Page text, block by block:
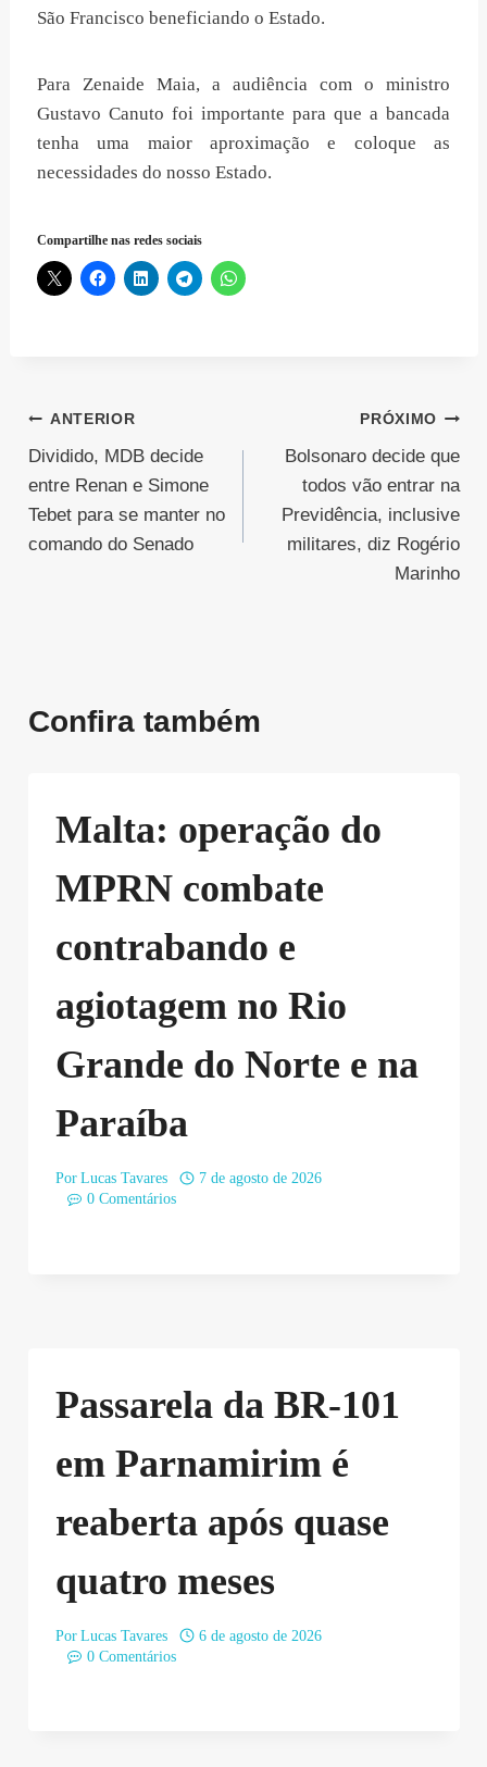
São Francisco beneficiando o Estado.
Para Zenaide Maia, a audiência com o ministro
Gustavo Canuto foi importante para que a bancada
tenha uma maior aproximação e coloque as
necessidades do nosso Estado.
Compartilhe nas redes sociais
Navegação
de
Post
ANTERIOR
Dividido, MDB decide
entre Renan e Simone
Tebet para se manter no
comando do Senado
PRÓXIMO
Bolsonaro decide que
todos vão entrar na
Previdência, inclusive
militares, diz Rogério
Marinho
Confira também
Malta: operação do
MPRN combate
contrabando e
agiotagem no Rio
Grande do Norte e na
Paraíba
Por Lucas Tavares
7 de agosto de 2026
0 Comentários
Passarela da BR-101
em Parnamirim é
reaberta após quase
quatro meses
Por Lucas Tavares
6 de agosto de 2026
0 Comentários